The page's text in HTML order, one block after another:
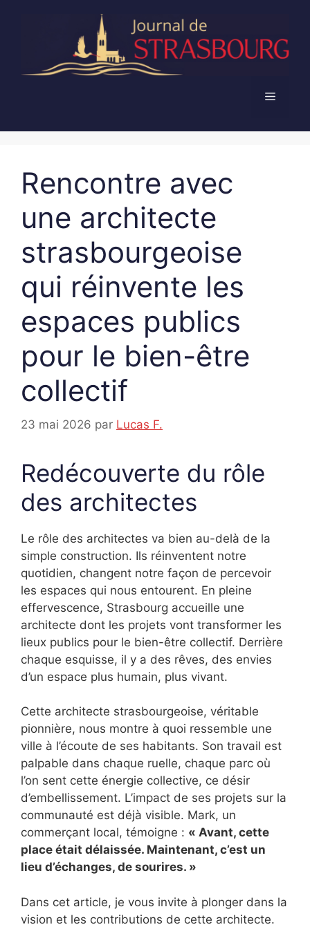
Menu
Rencontre avec
une architecte
strasbourgeoise
qui réinvente les
espaces publics
pour le bien-être
collectif
23 mai 2026 par Lucas F.
Redécouverte du rôle
des architectes
Le rôle des architectes va bien au-delà de la
simple construction. Ils réinventent notre
quotidien, changent notre façon de percevoir
les espaces qui nous entourent. En pleine
effervescence, Strasbourg accueille une
architecte dont les projets vont transformer les
lieux publics pour le bien-être collectif. Derrière
chaque esquisse, il y a des rêves, des envies
d’un espace plus humain, plus vivant.
Cette architecte strasbourgeoise, véritable
pionnière, nous montre à quoi ressemble une
ville à l’écoute de ses habitants. Son travail est
palpable dans chaque ruelle, chaque parc où
l’on sent cette énergie collective, ce désir
d’embellissement. L’impact de ses projets sur la
communauté est déjà visible. Mark, un
commerçant local, témoigne : « Avant, cette
place était délaissée. Maintenant, c’est un
lieu d’échanges, de sourires. »
Dans cet article, je vous invite à plonger dans la
vision et les contributions de cette architecte.